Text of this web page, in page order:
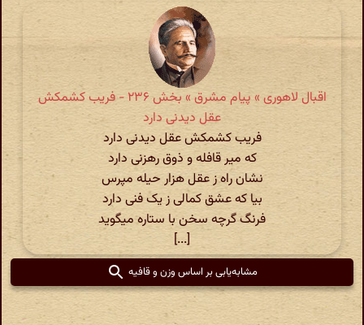
اقبال لاهوری » پیام مشرق » بخش ۲۳۶ - فریب کشمکش
عقل دیدنی دارد
فریب کشمکش عقل دیدنی دارد
که میر قافله و ذوق رهزنی دارد
نشان راه ز عقل هزار حیله مپرس
بیا که عشق کمالی ز یک فنی دارد
فرنگ گرچه سخن با ستاره میگوید
[...]
مشابه‌یابی بر اساس وزن و قافیه